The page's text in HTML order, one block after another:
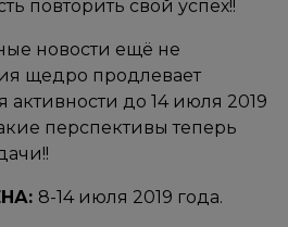
повторить свой успех!!​
новости ещё не
щедро продлевает
до 14 июля 2019
перспективы теперь
8-14 июля 2019 года.